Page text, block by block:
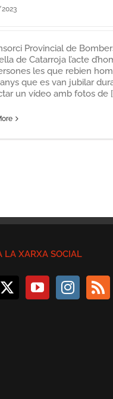
Provincial de
de Catarroja l’acte
les que rebien
que es van jubilar
un vídeo amb fotos de
LA XARXA SOCIAL